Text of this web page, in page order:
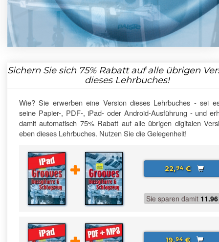
Sichern Sie sich 75%Rabatt auf alle übrigen
dieses Lehrbuches!
Wie? Sie erwerben eine Version dieses Lehrbuches - sei
seine Papier-, PDF-, iPad- oder Android-Ausführung - und
damit automatisch 75% Rabatt auf alle übrigen digitalen
eben dieses Lehrbuches. Nutzen Sie die Gelegenheit!
22,94€
Sie sparen damit 11.96
19,94€